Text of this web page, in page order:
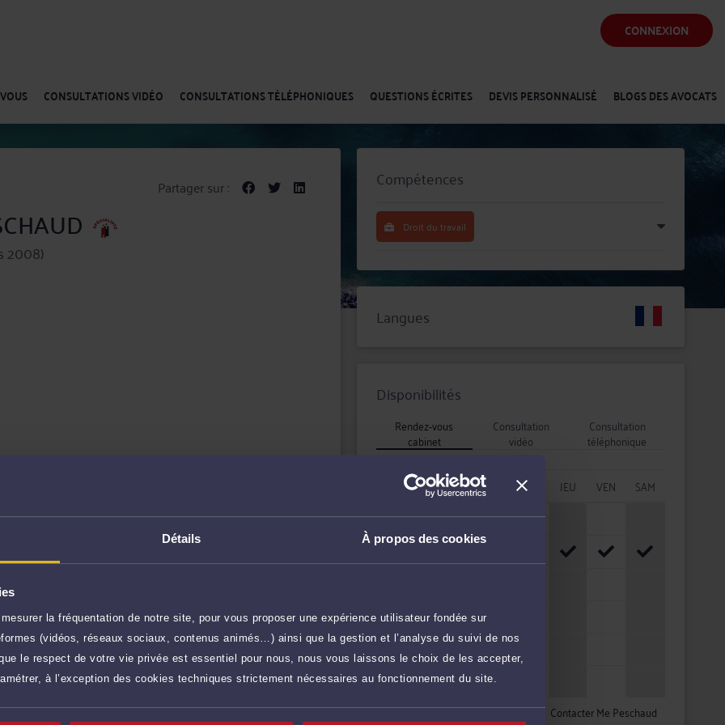
Détails À propos des cookies
la fréquentation de notre site, pour vous proposer une expérience utilisateur fondée sur
(vidéos, réseaux sociaux, contenus animés…) ainsi que la gestion et l’analyse du suivi de nos
le respect de votre vie privée est essentiel pour nous, nous vous laissons le choix de les accepter,
à l’exception des cookies techniques strictement nécessaires au fonctionnement du site.
CONNEXION
CONSULTATIONS VIDÉO CONSULTATIONS TÉLÉPHONIQUES QUESTIONS ÉCRITES DEVIS PERSONNALISÉ BLOGS DES AVOCATS
Partager sur :
2008)
prud'hommes si affaire confiée.
juridictionnelle, appelé "le SMIC des avocats",
bénéficiant ni de l'aide juridictionnelle, ni d'une
faute grave ou lourde…)
de l'employeur
surveillance du salarié à son insu ou non, absences,
modifications et sa rupture
forfait jours
60 €TTC Prendre RDV
50 €TTC Demander un rappel
25 €TTC Poser une question
Compétences
Droit du travail
Langues
Disponibilités
Rendez-vous
cabinet
Consultation
vidéo
Consultation
téléphonique
HORAIRES LUN MAR MER JEU VEN
SAM
08h - 10h
10h - 12h
14h - 16h
16h - 18h
18h - 20h
Contacter Me Peschaud